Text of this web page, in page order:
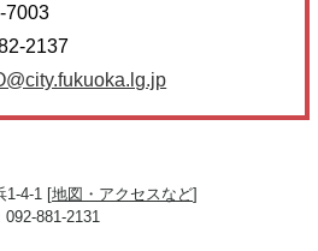
7003
2137
1-4-1 [地図・アクセスなど]
881-2131